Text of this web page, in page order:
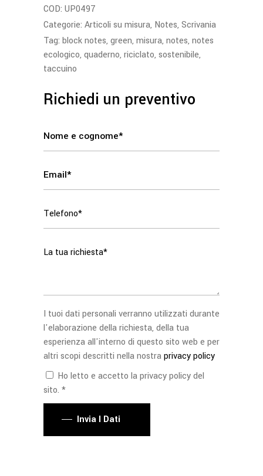
COD: UP0497
Categorie: Articoli su misura, Notes, Scrivania
Tag: block notes, green, misura, notes, notes
ecologico, quaderno, riciclato, sostenibile,
taccuino
Richiedi un preventivo
I tuoi dati personali verranno utilizzati durante
l'elaborazione della richiesta, della tua
esperienza all'interno di questo sito web e per
altri scopi descritti nella nostraprivacy policy
Ho letto e accetto la privacy policy del
sito. *
Invia I Dati